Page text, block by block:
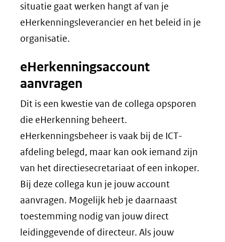
situatie gaat werken hangt af van je
eHerkenningsleverancier en het beleid in je
organisatie.
eHerkenningsaccount
aanvragen
Dit is een kwestie van de collega opsporen
die eHerkenning beheert.
eHerkenningsbeheer is vaak bij de ICT-
afdeling belegd, maar kan ook iemand zijn
van het directiesecretariaat of een inkoper.
Bij deze collega kun je jouw account
aanvragen. Mogelijk heb je daarnaast
toestemming nodig van jouw direct
leidinggevende of directeur. Als jouw